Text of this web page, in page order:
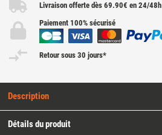
Livraison offerte dès 69.90€ en 24/48h
Paiement 100% sécurisé
Retour sous 30 jours*
Description
Détails du produit